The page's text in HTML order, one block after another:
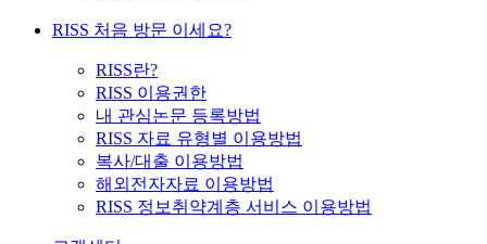
RISS 처음 방문 이세요?
RISS란?
RISS 이용권한
내 관심논문 등록방법
RISS 자료 유형별 이용방법
복사/대출 이용방법
해외전자자료 이용방법
RISS 정보취약계층 서비스 이용방법